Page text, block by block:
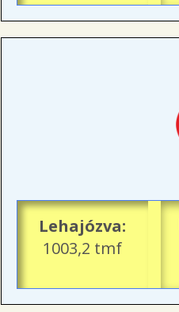
Lehajózva:
1003,2 tmf